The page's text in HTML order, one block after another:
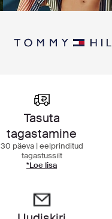
Tasuta
tagastamine
30 päeva | eelprinditud
tagastussilt
*Loe lisa